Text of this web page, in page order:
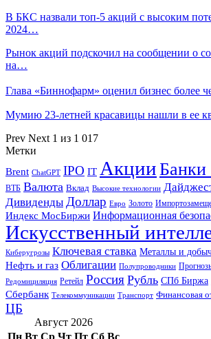
В БКС назвали топ-5 акций с высоким
2024…
Рынок акций подскочил на сообщении о
на…
Глава «Биннофарм» оценил бизнес более
Мумию 23-летней красавицы нашли в ее
Prev Next 1 из 1 017
Метки
Brent ChatGPT IPO IT Акции
ВТБ Валюта Вклад Высокие технологии
Дивиденды Доллар Евро Золото
Индекс МосБиржи Информационная
Искусственный
Киберугрозы Ключевая ставка Металлы и
Нефть и газ Облигации Полупроводники
Редомициляция Ретейл Россия Рубль СПб Биржа
Сбербанк Телекоммуникации Транспорт Финансовая
ЦБ
Август 2026
Пн Вт Ср Чт Пт Сб Вс